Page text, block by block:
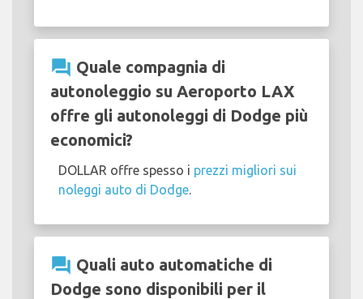
question_answer Quale compagnia di
autonoleggio su Aeroporto LAX
offre gli autonoleggi di Dodge più
economici?
DOLLAR offre spesso i prezzi migliori sui
noleggi auto di Dodge
question_answer Quali auto automatiche di
Dodge sono disponibili per il